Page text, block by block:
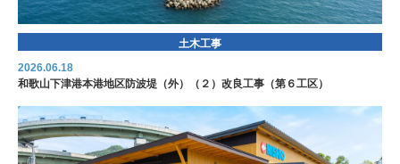
土木工事
2026.06.18
和歌山下津港本港地区防波堤（外）（２）改良工事（第６工区）